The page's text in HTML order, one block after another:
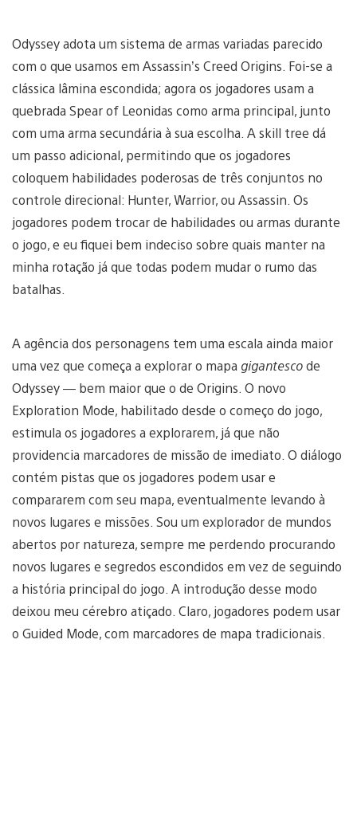
Odyssey adota um sistema de armas variadas parecido
com o que usamos em Assassin’s Creed Origins. Foi-se a
clássica lâmina escondida; agora os jogadores usam a
quebrada Spear of Leonidas como arma principal, junto
com uma arma secundária à sua escolha. A skill tree dá
um passo adicional, permitindo que os jogadores
coloquem habilidades poderosas de três conjuntos no
controle direcional: Hunter, Warrior, ou Assassin. Os
jogadores podem trocar de habilidades ou armas durante
o jogo, e eu fiquei bem indeciso sobre quais manter na
minha rotação já que todas podem mudar o rumo das
batalhas.
A agência dos personagens tem uma escala ainda maior
uma vez que começa a explorar o mapa gigantescode
Odyssey — bem maior que o de Origins. O novo
Exploration Mode, habilitado desde o começo do jogo,
estimula os jogadores a explorarem, já que não
providencia marcadores de missão de imediato. O diálogo
contém pistas que os jogadores podem usar e
compararem com seu mapa, eventualmente levando à
novos lugares e missões. Sou um explorador de mundos
abertos por natureza, sempre me perdendo procurando
novos lugares e segredos escondidos em vez de seguindo
a história principal do jogo. A introdução desse modo
deixou meu cérebro atiçado. Claro, jogadores podem usar
o Guided Mode, com marcadores de mapa tradicionais.